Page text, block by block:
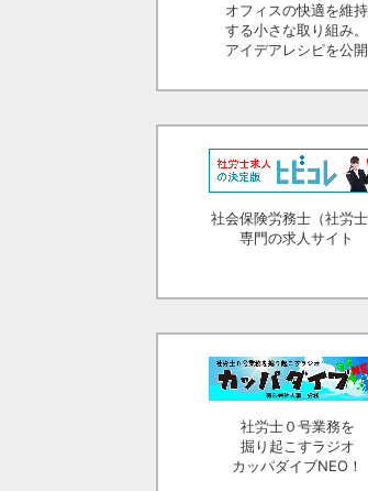
オフィスの快適を維持
する小さな取り組み。
アイデアレシピを公開
社会保険労務士（社労士
専門の求人サイト
社労士０号業務を
掘り起こすラジオ
カッパダイブNEO！